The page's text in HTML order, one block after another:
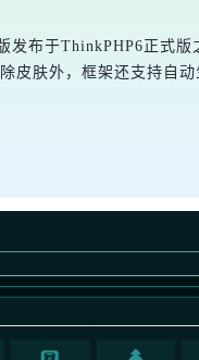
布于ThinkPHP6正式
肤外，框架还支持自